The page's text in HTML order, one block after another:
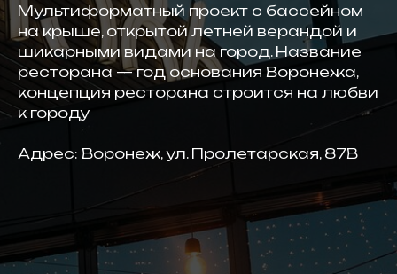
Мультиформатный проект с бассейном
на крыше, открытой летней верандой и
шикарными видами на город. Название
ресторана — год основания Воронежа,
концепция ресторана строится на любви
к городу
Адрес: Воронеж, ул. Пролетарская, 87В